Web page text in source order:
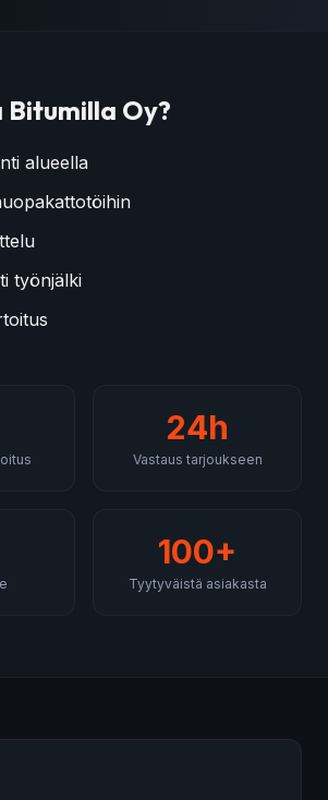
Bitumilla Oy?
alueella
työnjälki
24h
Vastaus tarjoukseen
100+
Tyytyväistä asiakasta